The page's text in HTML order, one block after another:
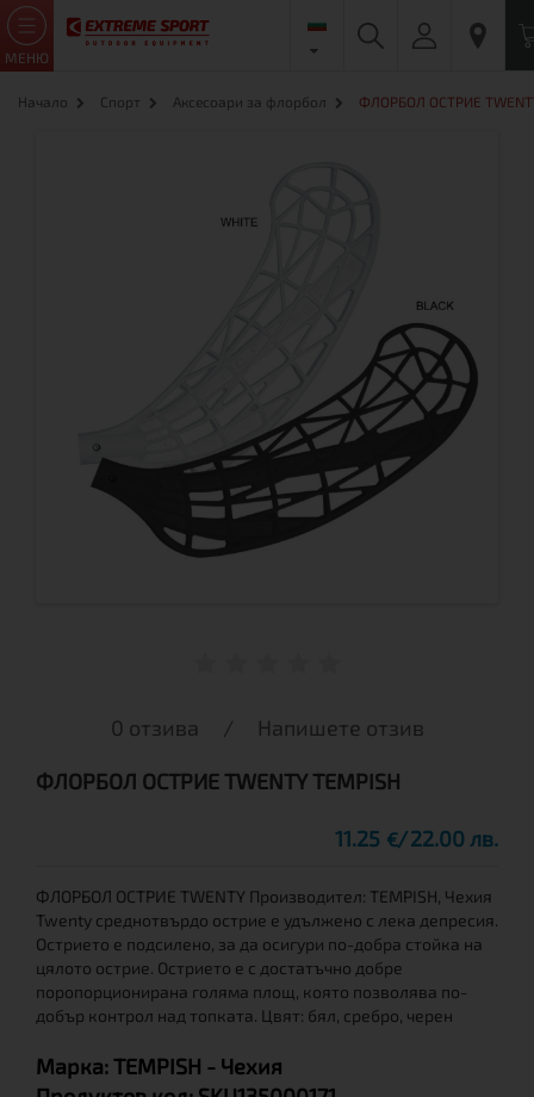
МЕНЮ
Начало Спорт Аксесоари за флорбол ФЛОРБОЛ ОСТРИЕ
0 отзива / Напишете отзив
ФЛОРБОЛ ОСТРИЕ TWENTY TEMPISH
11.25 € 22.00 лв.
ФЛОРБОЛ ОСТРИЕ TWENTY Производител: TEMPISH, Чехия
Twenty среднотвърдо острие е удължено с лека депресия.
Острието е подсилено, за да осигури по-добра стойка на
цялото острие. Острието е с достатъчно добре
поропорционирана голяма площ, която позволява по-
добър контрол над топката. Цвят: бял, сребро, черен
Марка:TEMPISH - Чехия